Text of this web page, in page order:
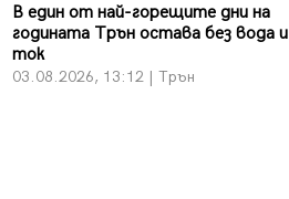
В един от най-горещите дни на
годината Трън остава без вода и
ток
03.08.2026, 13:12 | Трън